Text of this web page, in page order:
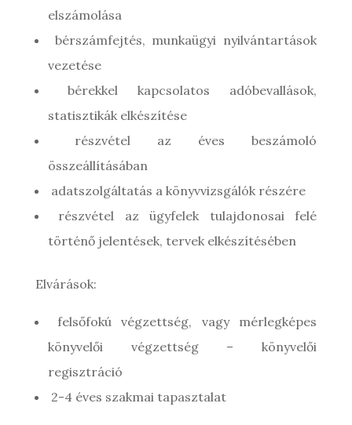
elszámolása
bérszámfejtés, munkaügyi nyilvántartások
vezetése
bérekkel kapcsolatos adóbevallások,
statisztikák elkészítése
részvétel az éves beszámoló
összeállításában
adatszolgáltatás a könyvvizsgálók részére
részvétel az ügyfelek tulajdonosai felé
történő jelentések, tervek elkészítésében
Elvárások:
felsőfokú végzettség, vagy mérlegképes
könyvelői végzettség – könyvelői
regisztráció
2-4 éves szakmai tapasztalat